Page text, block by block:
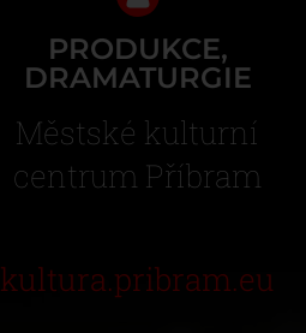
PRODUKCE,
DRAMATURGIE
Městské kulturní
centrum Příbram
kultura.pribram.eu